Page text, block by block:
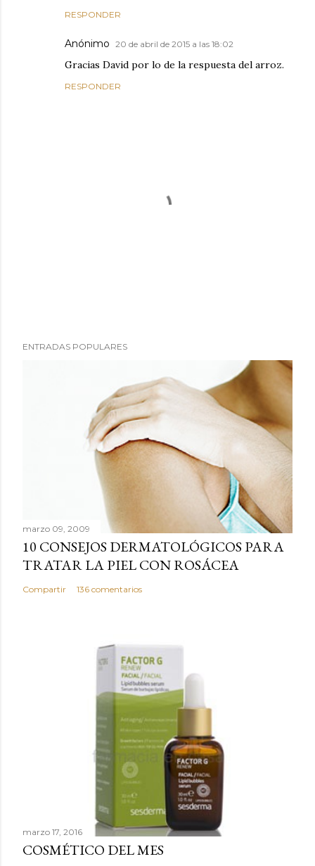
RESPONDER
Anónimo 20 de abril de 2015 a las 18:02
Gracias David por lo de la respuesta del arroz.
RESPONDER
u
o
m
e
n
ENTRADAS POPULARES
marzo 09, 2009
10 CONSEJOS DERMATOLÓGICOS PARA
TRATAR LA PIEL CON ROSÁCEA
Compartir 136 comentarios
marzo 17, 2016
COSMÉTICO DEL MES